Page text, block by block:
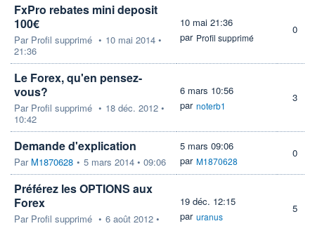
FxPro rebates mini deposit
100€
Par Profil supprimé • 10 mai 2014 •
21:36
10 mai 21:36
par Profil supprimé
0
Le Forex, qu'en pensez-
vous?
Par Profil supprimé • 18 déc. 2012 •
10:42
6 mars 10:56
par noterb1
3
Demande d'explication
Par M1870628 • 5 mars 2014 • 09:06
5 mars 09:06
par M1870628
0
Préférez les OPTIONS aux
Forex
Par Profil supprimé • 6 août 2012 •
19 déc. 12:15
par uranus
5